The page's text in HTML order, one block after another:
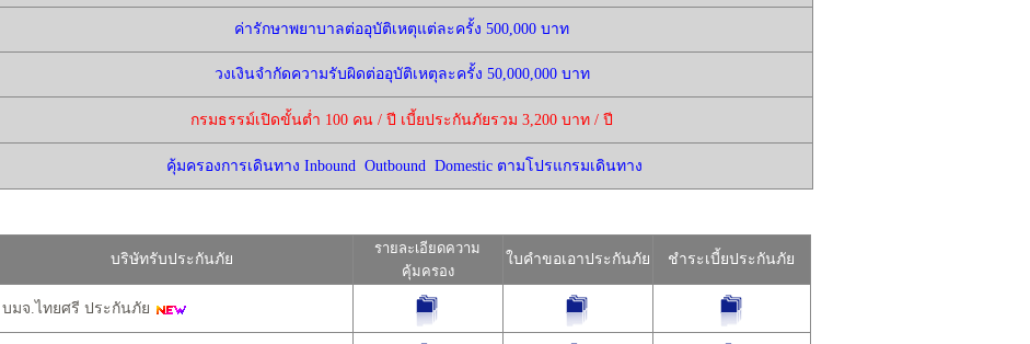
ค่ารักษาพยาบาลต่ออุบัติเหตุแต่ละครั้ง 500,000 บาท
วงเงินจำกัดความรับผิดต่ออุบัติเหตุละครั้ง 50,000,000 บาท
กรมธรรม์เปิดขั้นต่ำ 100 คน / ปี เบี้ยประกันภัยรวม 3,200 บาท / ปี
คุ้มครองการเดินทาง Inbound Outbound Domestic ตามโปรแกรมเดินทาง
บริษัทรับประกันภัย
รายละเอียดความ
คุ้มครอง
ใบคำขอเอาประกันภัย ชำระเบี้ยประกันภัย
บมจ.ไทยศรี ประกันภัย